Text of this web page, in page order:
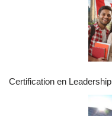
Certification en